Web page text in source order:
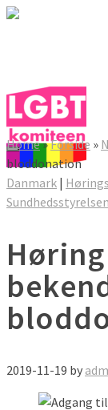
Home»Forside »
bloddonation
Danmark |
Sundhedsstyrelsen
2019-11-19 by